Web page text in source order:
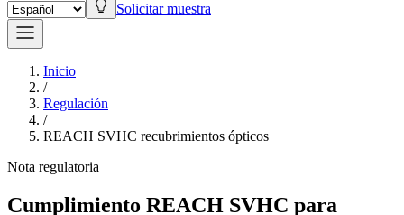
Solicitar muestra
Inicio
/
Regulación
/
REACH SVHC recubrimientos ópticos
Nota regulatoria
Cumplimiento REACH SVHC para